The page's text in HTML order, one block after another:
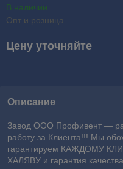
В наличии
Опт и розница
Цену уточняйте
Описание
Завод ООО Профивент ―
работу за Клиента!!! Мы
гарантируем КАЖДОМУ
ХАЛЯВУ и гарантия